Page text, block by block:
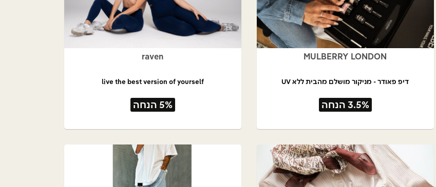
MULBERRY LONDON
דיפ פאודר - מניקור מושלם מהבית ללא UV
3.5% הנחה
raven
live the best version of yourself
5% הנחה